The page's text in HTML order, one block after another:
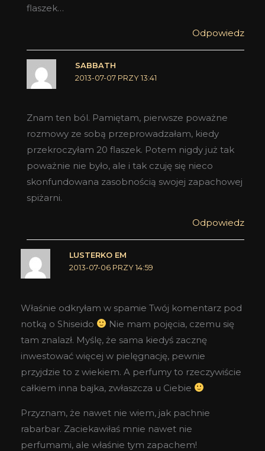
flaszek…
Odpowiedz
SABBATH
2013-07-07 PRZY 13:41
Znam ten ból. Pamiętam, pierwsze poważne
rozmowy ze sobą przeprowadzałam, kiedy
przekroczyłam 20 flaszek. Potem nigdy już tak
poważnie nie było, ale i tak czuję się nieco
skonfundowana zasobnością swojej zapachowej
spiżarni.
Odpowiedz
LUSTERKO EM
2013-07-06 PRZY 14:59
Właśnie odkryłam w spamie Twój komentarz pod
notką o Shiseido
Nie mam pojęcia, czemu się
tam znalazł. Myślę, że sama kiedyś zacznę
inwestować więcej w pielęgnację, pewnie
przyjdzie to z wiekiem. A perfumy to rzeczywiście
całkiem inna bajka, zwłaszcza u Ciebie
Przyznam, że nawet nie wiem, jak pachnie
rabarbar. Zaciekawiłaś mnie nawet nie
perfumami, ale właśnie tym zapachem!